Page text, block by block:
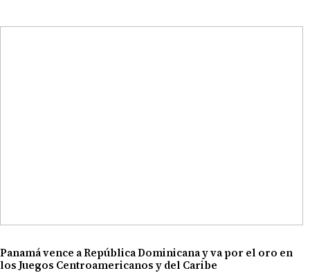
Panamá vence a República Dominicana y va por el oro en
los Juegos Centroamericanos y del Caribe